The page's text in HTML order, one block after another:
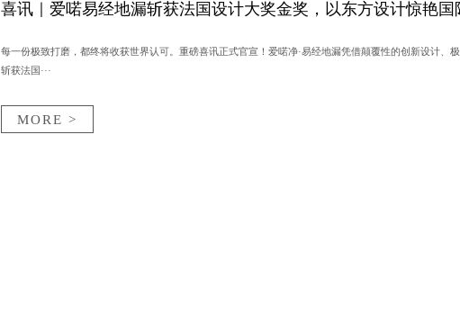
喜讯｜爱喏易经地漏斩获法国设计大奖金奖，以东方设计惊艳国
每一份极致打磨，都终将收获世界认可。重磅喜讯正式官宣！爱喏净·易经地漏凭借颠覆性的创新设计、
斩获法国···
MORE >